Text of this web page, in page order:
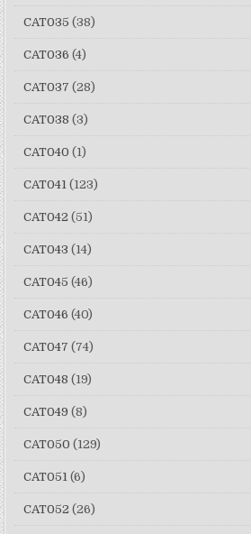
CAT035 (38)
CAT036 (4)
CAT037 (28)
CAT038 (3)
CAT040 (1)
CAT041 (123)
CAT042 (51)
CAT043 (14)
CAT045 (46)
CAT046 (40)
CAT047 (74)
CAT048 (19)
CAT049 (8)
CAT050 (129)
CAT051 (6)
CAT052 (26)